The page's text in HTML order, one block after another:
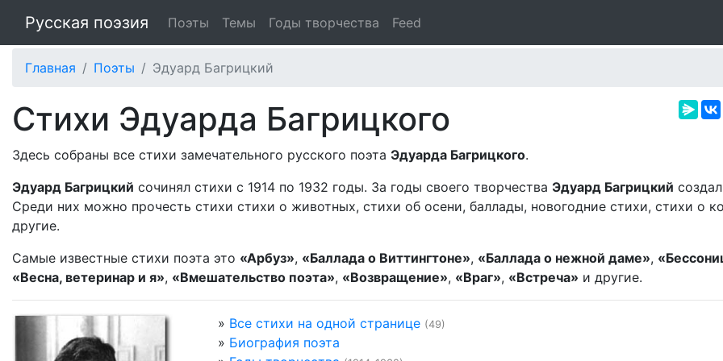
Русская поэзия Поэты Темы Годы творчества Feed
Главная Поэты Эдуард Багрицкий
Стихи Эдуарда Багрицкого
Здесь собраны все стихи замечательного русского поэта Эдуарда Багрицкого.
Эдуард Багрицкий сочинял стихи с 1914 по 1932 годы. За годы своего творчества Эдуард Багрицкий
Среди них можно прочесть стихи стихи о животных, стихи об осени, баллады, новогодние стихи, стихи о
другие.
Самые известные стихи поэта это «Арбуз», «Баллада о Виттингтоне», «Баллада о нежной даме»,
«Весна, ветеринар и я», «Вмешательство поэта», «Возвращение», «Враг», «Встреча» и другие.
» Все стихи на одной странице (49)
» Биография поэта